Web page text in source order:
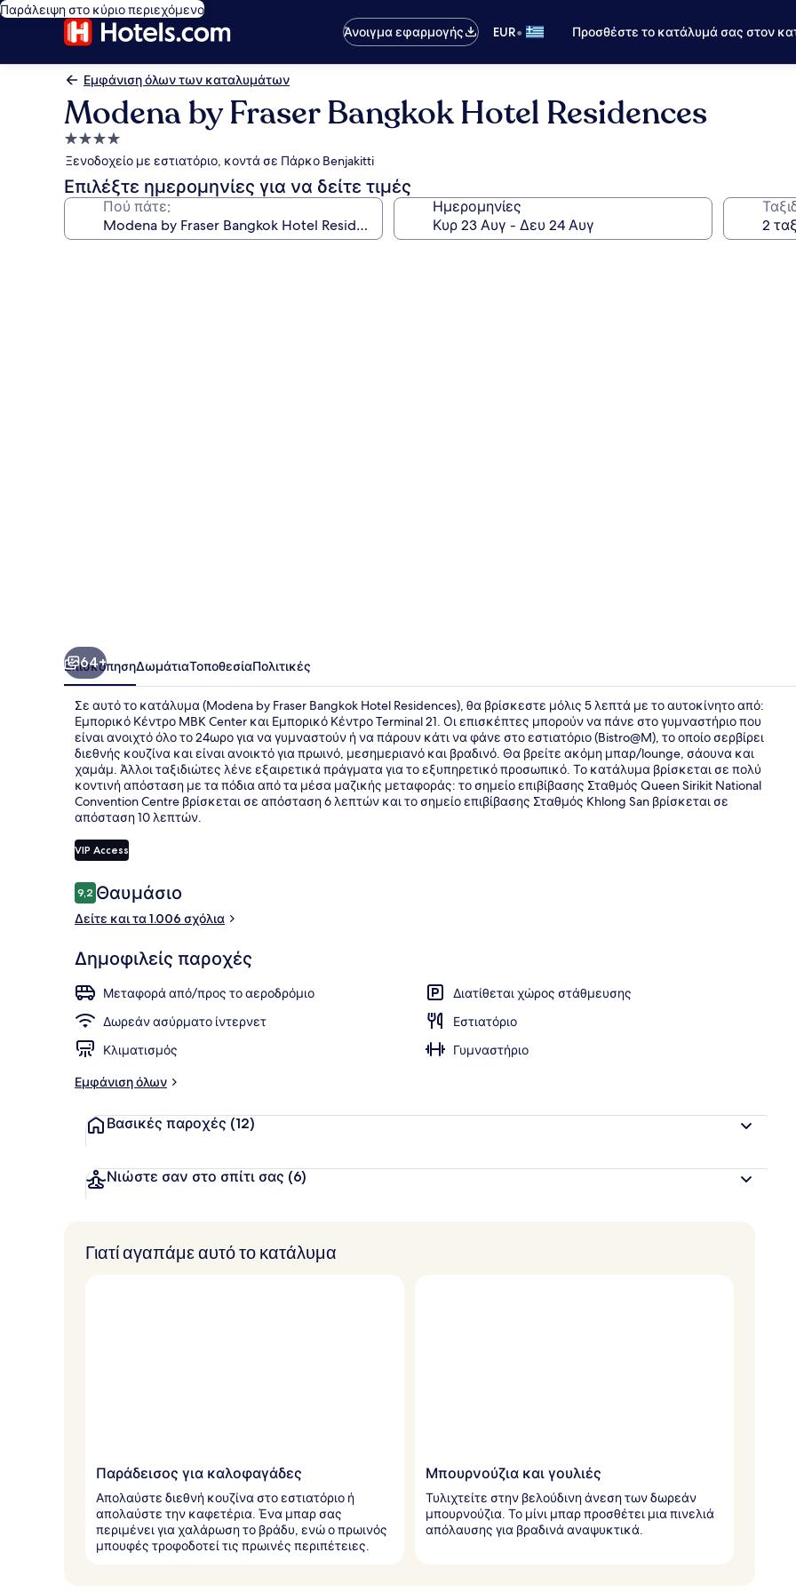
Παράλειψη στο κύριο περιεχόμενο
Άνοιγμα εφαρμογής
EUR• Προσθέστε το κατάλυμά σας στον
Εμφάνιση όλων των καταλυμάτων
Modena by Fraser Bangkok Hotel Residences
Κατάλυμα
με
4.0
αστέρια
Ξενοδοχείο με εστιατόριο, κοντά σε Πάρκο Benjakitti
Επιλέξτε ημερομηνίες για να δείτε τιμές
Πού πάτε; Ημερομηνίες
Καφέ
64+
ΕπισκόπησηΔωμάτιαΤοποθεσίαΠολιτικές
Σε αυτό το κατάλυμα (Modena by Fraser Bangkok Hotel Residences), θα βρίσκεστε μόλις 5 λεπτά με το αυτοκίνητο από:
Εμπορικό Κέντρο MBK Center και Εμπορικό Κέντρο Terminal 21. Οι επισκέπτες μπορούν να πάνε στο γυμναστήριο που
είναι ανοιχτό όλο το 24ωρο για να γυμναστούν ή να πάρουν κάτι να φάνε στο εστιατόριο (Bistro@M), το οποίο σερβίρει
διεθνής κουζίνα και είναι ανοικτό για πρωινό, μεσημεριανό και βραδινό. Θα βρείτε ακόμη μπαρ/lounge, σάουνα και
χαμάμ. Άλλοι ταξιδιώτες λένε εξαιρετικά πράγματα για το εξυπηρετικό προσωπικό. Το κατάλυμα βρίσκεται σε πολύ
κοντινή απόσταση με τα πόδια από τα μέσα μαζικής μεταφοράς: το σημείο επιβίβασης Σταθμός Queen Sirikit National
Convention Centre βρίσκεται σε απόσταση 6 λεπτών και το σημείο επιβίβασης Σταθμός Khlong San βρίσκεται σε
απόσταση 10 λεπτών.
VIP Access
Σχόλια
9,29,2 στα 10
Θαυμάσιο
Δείτε και τα 1.006 σχόλια
Δημοφιλείς παροχές
Μεταφορά από/προς το αεροδρόμιο
Διατίθεται χώρος στάθμευσης
Δωρεάν ασύρματο ίντερνετ
Εστιατόριο
Κλιματισμός
Γυμναστήριο
Εμφάνιση όλων
Βασικές παροχές (12)
Νιώστε σαν στο σπίτι σας (6)
Γιατί αγαπάμε αυτό το κατάλυμα
Παράδεισος για καλοφαγάδες
Απολαύστε διεθνή κουζίνα στο εστιατόριο ή
απολαύστε την καφετέρια. Ένα μπαρ σας
περιμένει για χαλάρωση το βράδυ, ενώ ο πρωινός
μπουφές τροφοδοτεί τις πρωινές περιπέτειες.
Μπουρνούζια και γουλιές
Τυλιχτείτε στην βελούδινη άνεση των δωρεάν
μπουρνούζια. Το μίνι μπαρ προσθέτει μια πινελιά
απόλαυσης για βραδινά αναψυκτικά.